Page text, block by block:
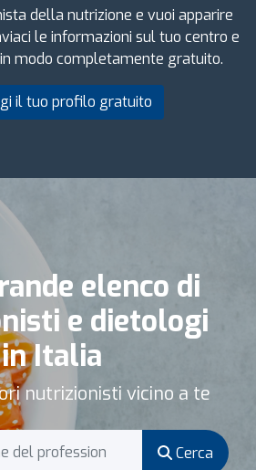
della nutrizione e vuoi apparire
le informazioni sul tuo centro e
modo completamente gratuito.
il tuo profilo gratuito
elenco di
e dietologi
in Italia
nutrizionisti vicino a te
Cerca